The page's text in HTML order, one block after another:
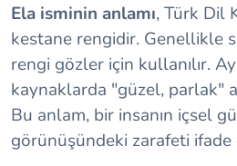
Ela isminin anlamı, Türk Dil
kestane rengidir. Genellikle
rengi gözler için kullanılır.
kaynaklarda "güzel, parlak"
Bu anlam, bir insanın içsel
görünüşündeki zarafeti ifade